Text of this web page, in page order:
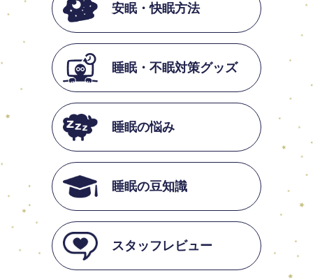
安眠・快眠方法
睡眠・不眠対策グッズ
睡眠の悩み
睡眠の豆知識
スタッフレビュー